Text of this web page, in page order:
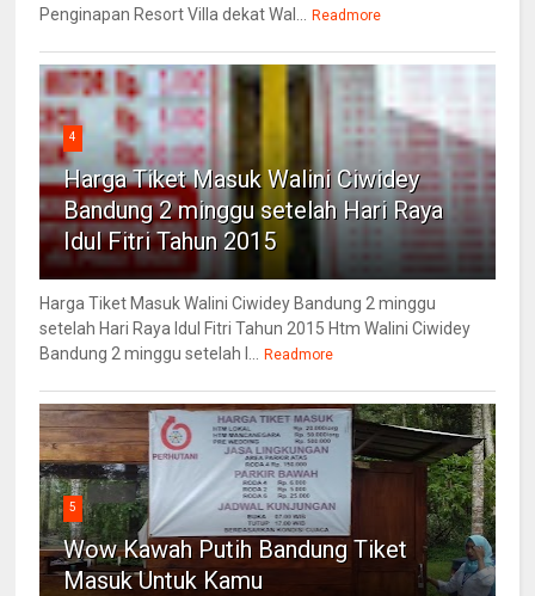
Penginapan Resort Villa dekat Wal...
Readmore
4
Harga Tiket Masuk Walini Ciwidey
Bandung 2 minggu setelah Hari Raya
Idul Fitri Tahun 2015
Harga Tiket Masuk Walini Ciwidey Bandung 2 minggu
setelah Hari Raya Idul Fitri Tahun 2015 Htm Walini Ciwidey
Bandung 2 minggu setelah l...
Readmore
5
Wow Kawah Putih Bandung Tiket
Masuk Untuk Kamu